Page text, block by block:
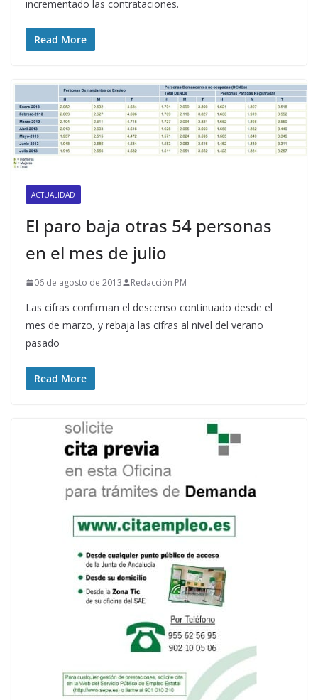
incrementado las contrataciones.
Read More
ACTUALIDAD
El paro baja otras 54 personas
en el mes de julio
06 de agosto de 2013 Redacción PM
Las cifras confirman el descenso continuado desde el
mes de marzo, y rebaja las cifras al nivel del verano
pasado
Read More